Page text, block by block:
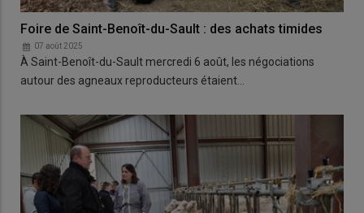
Foire de Saint-Benoît-du-Sault : des achats timides
07 août 2025
À Saint-Benoît-du-Sault mercredi 6 août, les négociations
autour des agneaux reproducteurs étaient…